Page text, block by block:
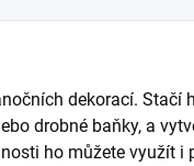
dekorací. Stačí
drobné baňky, a
ho můžete využít i